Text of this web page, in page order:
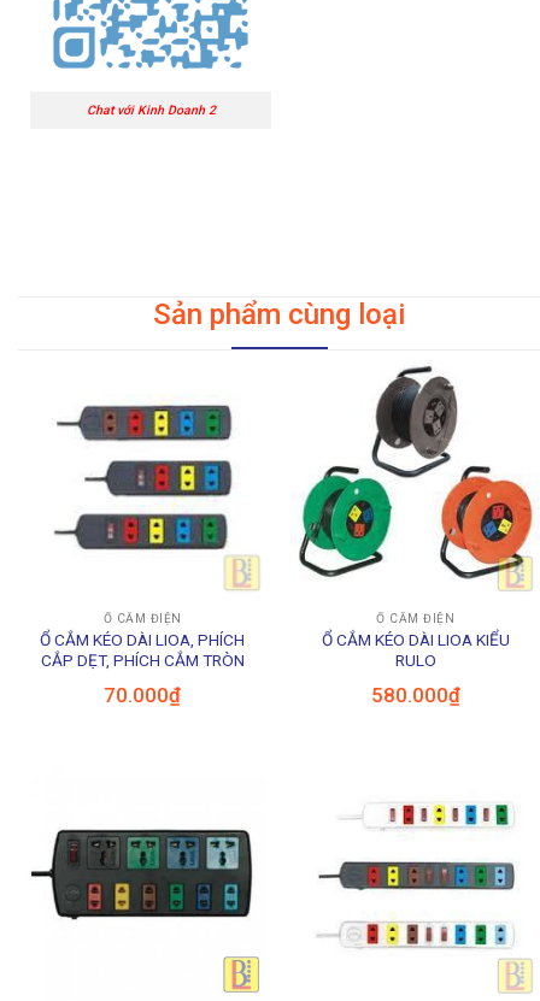
Chat với Kinh Doanh 2
Sản phẩm cùng loại
Ổ CẮM ĐIỆN
Ổ CẮM KÉO DÀI LIOA, PHÍCH
CẮP DẸT, PHÍCH CẮM TRÒN
70.000₫
Ổ CẮM ĐIỆN
Ổ CẮM KÉO DÀI LIOA KIỂU
RULO
580.000₫